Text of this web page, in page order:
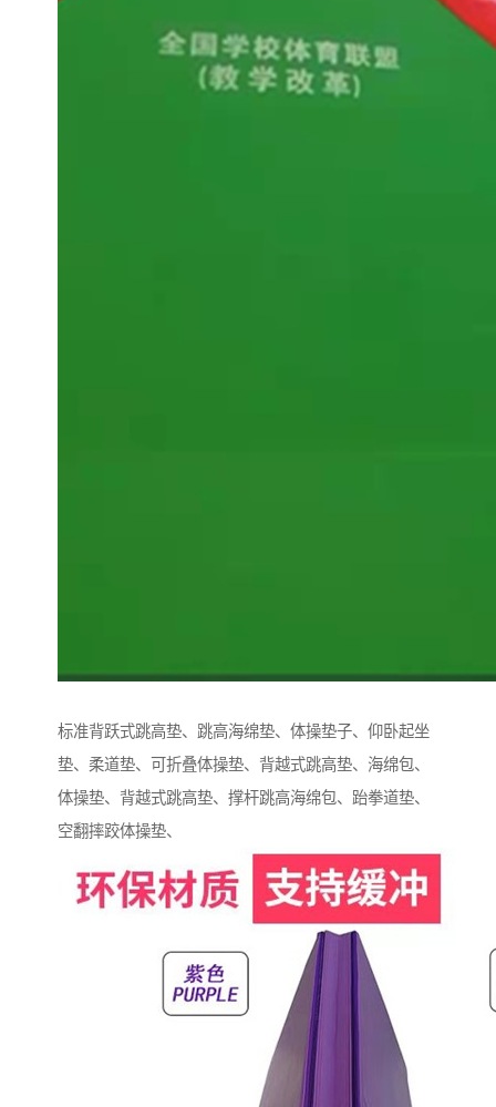
标准背跃式跳高垫、跳高海绵垫、体操垫子、仰卧起坐
垫、柔道垫、可折叠体操垫、背越式跳高垫、海绵包、
体操垫、背越式跳高垫、撑杆跳高海绵包、跆拳道垫、
空翻摔跤体操垫、